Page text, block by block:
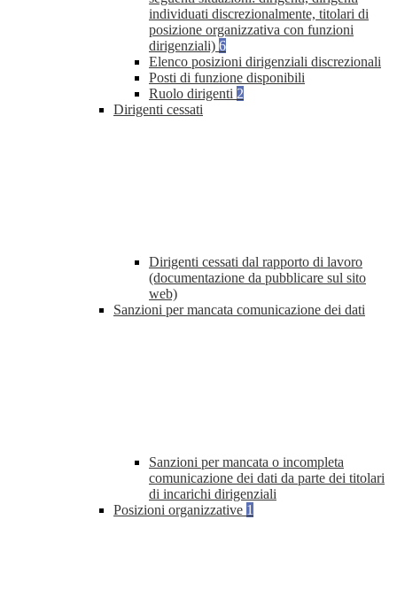
individuati discrezionalmente, titolari di
posizione organizzativa con funzioni
dirigenziali) 6
Elenco posizioni dirigenziali discrezionali
Posti di funzione disponibili
Ruolo dirigenti 2
Dirigenti cessati
Dirigenti cessati dal rapporto di lavoro
(documentazione da pubblicare sul sito
web)
Sanzioni per mancata comunicazione dei dati
Sanzioni per mancata o incompleta
comunicazione dei dati da parte dei titolari
di incarichi dirigenziali
Posizioni organizzative 1